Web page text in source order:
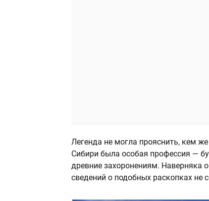
Легенда не могла прояснить, кем
Сибири была особая профессия —
древние захоронениям. Наверняка
сведений о подобных раскопках не